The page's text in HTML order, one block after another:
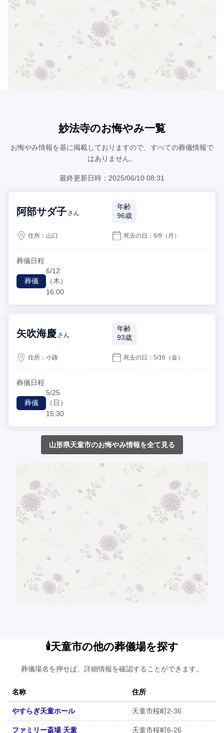
妙法寺のお悔やみ一覧
お悔やみ情報を基に掲載しておりますので、すべての葬儀情報で
はありません。
最終更新日時：2025/06/10 08:31
阿部サダ子 さん
年齢
96歳
住所： 山口 死去の日：6/9 （月）
葬儀日程
葬儀
6/12
（木）
16:00
矢吹海慶 さん
年齢
93歳
住所：小路 死去の日：5/16 （金）
葬儀日程
葬儀
5/25
（日）
15:30
山形県天童市のお悔やみ情報を全て見る
🕯️天童市の他の葬儀場を探す
葬儀場名を押せば、詳細情報を確認することができます。
名称 住所
やすらぎ天童ホール 天童市桜町2-36
ファミリー斎場 天童 天童市桜町6-26